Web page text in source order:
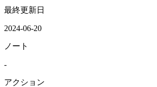
最終更新日
2024-06-20
ノート
-
アクション